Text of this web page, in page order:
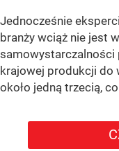
Jednocześnie
branży wciąż nie jest
samowystarczalności
krajowej produkcji do
około jedną trzecią,